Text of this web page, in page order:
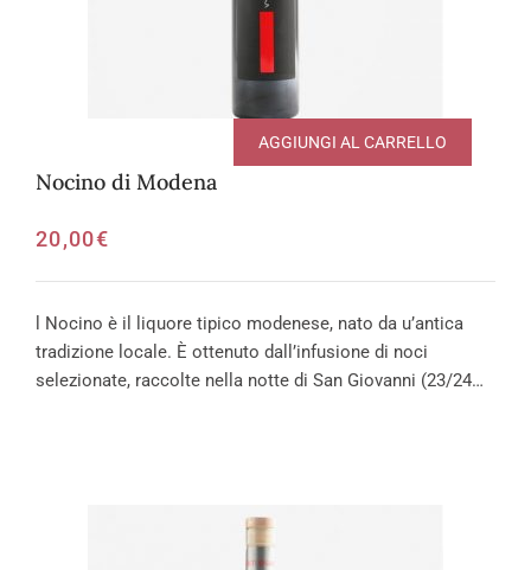
Nocino di Modena
20,00€
AGGIUNGI AL CARRELLO
l Nocino è il liquore tipico modenese, nato da u’antica
tradizione locale. È ottenuto dall’infusione di noci
selezionate, raccolte nella notte di San Giovanni (23/24…